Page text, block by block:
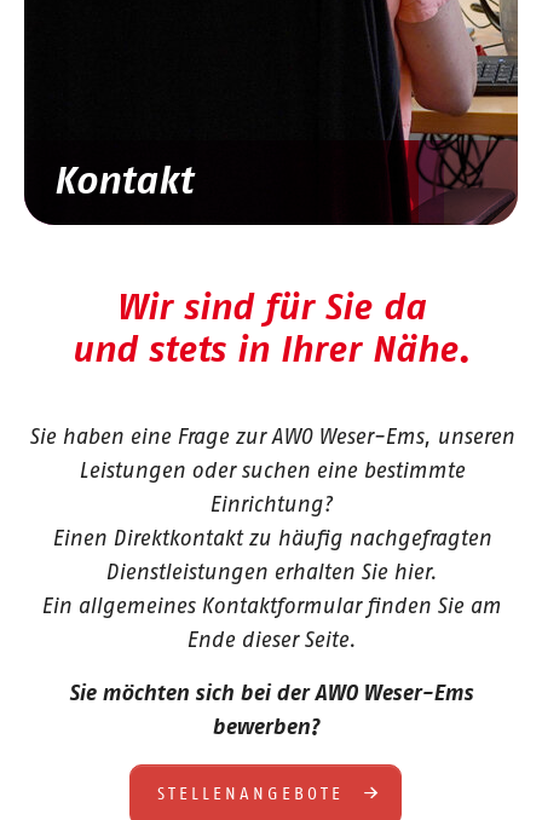
Kontakt
Wir sind für Sie da
und stets in Ihrer Nähe.
Sie haben eine Frage zur AWO Weser-Ems, unseren
Leistungen oder suchen eine bestimmte
Einrichtung?
Einen Direktkontakt zu häufig nachgefragten
Dienstleistungen erhalten Sie hier.
Ein allgemeines Kontaktformular finden Sie am
Ende dieser Seite.
Sie möchten sich bei der AWO Weser-Ems
bewerben?
STELLENANGEBOTE